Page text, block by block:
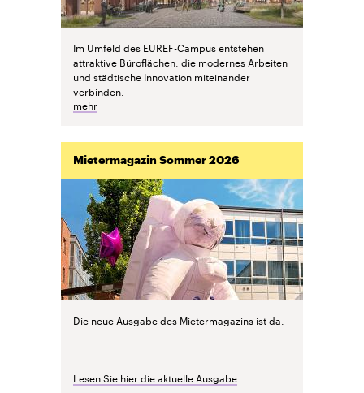
Im Umfeld des EUREF-Campus entstehen
attraktive Büroflächen, die modernes Arbeiten
und städtische Innovation miteinander
verbinden.
mehr
Mietermagazin Sommer 2026
Die neue Ausgabe des Mietermagazins ist da.
Lesen Sie hier die aktuelle Ausgabe